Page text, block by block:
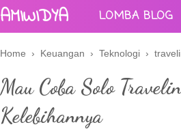
AMIWIDYA LOMBA BLOG
Home › Keuangan › Teknologi ›
Mau Coba Solo
Kelebihannya